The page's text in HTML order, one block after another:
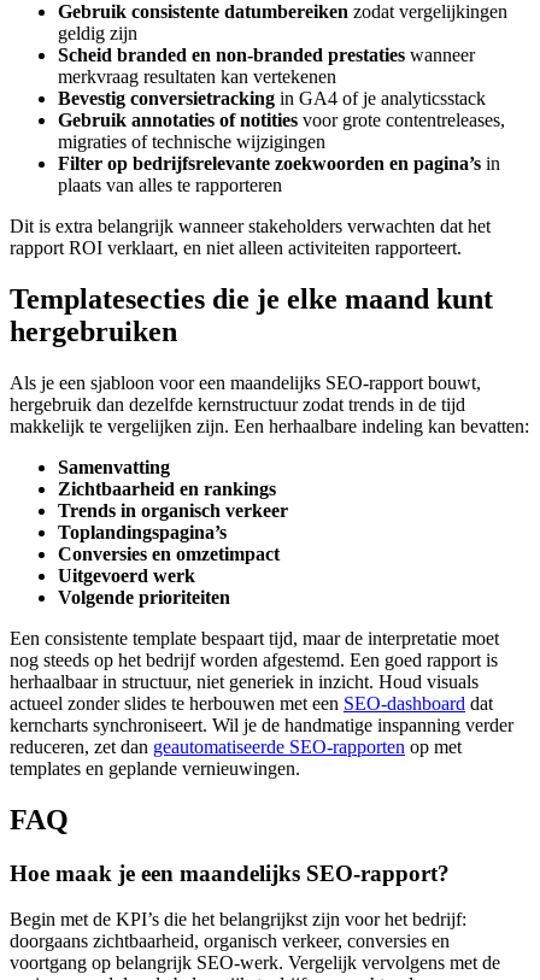
Gebruik consistente datumbereiken zodat vergelijkingen
geldig zijn
Scheid branded en non-branded prestaties wanneer
merkvraag resultaten kan vertekenen
Bevestig conversietracking in GA4 of je analyticsstack
Gebruik annotaties of notities voor grote contentreleases,
migraties of technische wijzigingen
Filter op bedrijfsrelevante zoekwoorden en pagina’s in
plaats van alles te rapporteren
Dit is extra belangrijk wanneer stakeholders verwachten dat het
rapport ROI verklaart, en niet alleen activiteiten rapporteert.
Templatesecties die je elke maand kunt
hergebruiken
Als je een sjabloon voor een maandelijks SEO-rapport bouwt,
hergebruik dan dezelfde kernstructuur zodat trends in de tijd
makkelijk te vergelijken zijn. Een herhaalbare indeling kan bevatten:
Samenvatting
Zichtbaarheid en rankings
Trends in organisch verkeer
Toplandingspagina’s
Conversies en omzetimpact
Uitgevoerd werk
Volgende prioriteiten
Een consistente template bespaart tijd, maar de interpretatie moet
nog steeds op het bedrijf worden afgestemd. Een goed rapport is
herhaalbaar in structuur, niet generiek in inzicht. Houd visuals
actueel zonder slides te herbouwen met een SEO-dashboard dat
kerncharts synchroniseert. Wil je de handmatige inspanning verder
reduceren, zet dan geautomatiseerde SEO-rapporten op met
templates en geplande vernieuwingen.
FAQ
Hoe maak je een maandelijks SEO-rapport?
Begin met de KPI’s die het belangrijkst zijn voor het bedrijf:
doorgaans zichtbaarheid, organisch verkeer, conversies en
voortgang op belangrijk SEO-werk. Vergelijk vervolgens met de